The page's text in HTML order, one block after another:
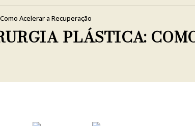
Acelerar a Recuperação
PLÁSTICA: